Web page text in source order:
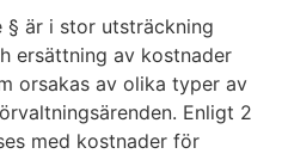
§ är i stor utsträckning
ersättning av kostnader
orsakas av olika typer av
Enligt 2
med kostnader för